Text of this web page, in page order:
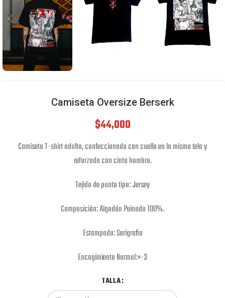
Camiseta Oversize Berserk
$44,000
Camiseta T-shirt adulto, confeccionada con cuello en la misma tela y
reforzada con cinta hombro.
Tejido de punto tipo: Jersey
Composición: Algodón Peinado 100%.
Estampado: Serigrafia
Encogimiento Normal:+-3
TALLA